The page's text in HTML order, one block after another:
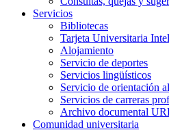
Servicios
Bibliotecas
Tarjeta Universitaria
Alojamiento
Servicio de deportes
Servicios lingüísticos
Servicio de orientación
Servicios de carreras
Archivo documental
Comunidad universitaria